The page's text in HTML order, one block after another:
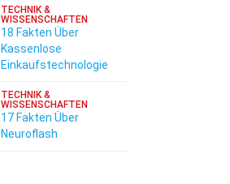
TECHNIK &
WISSENSCHAFTEN
18 Fakten Über
Kassenlose
Einkaufstechnologie
TECHNIK &
WISSENSCHAFTEN
17 Fakten Über
Neuroflash